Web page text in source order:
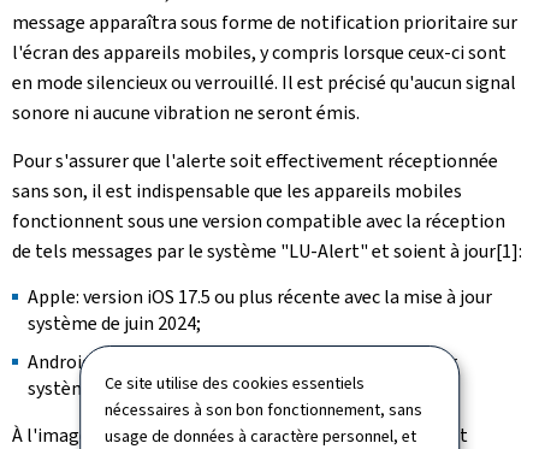
Ce site utilise des cookies essentiels
nécessaires à son bon fonctionnement, sans
usage de données à caractère personnel, et
message apparaîtra sous forme de notification prioritaire sur
l'écran des appareils mobiles, y compris lorsque ceux-ci sont
en mode silencieux ou verrouillé. Il est précisé qu'aucun signal
sonore ni aucune vibration ne seront émis.
Pour s'assurer que l'alerte soit effectivement réceptionnée
sans son, il est indispensable que les appareils mobiles
fonctionnent sous une version compatible avec la réception
de tels messages par le système "LU-Alert" et soient à jour[1]:
Apple: version iOS 17.5 ou plus récente avec la mise à jour
système de juin 2024;
Android: Android 11 ou plus récent avec la mise à jour
système du 1er août 2024.
À l'image des tests effectués dans le passé, l'alerte test